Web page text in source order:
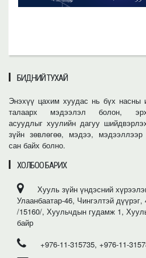
БИДНИЙ ТУХАЙ
Энэхүү цахим хуудас нь бүх насны
талаарх мэдээлэл болон,
асуудлыг хуулийн дагуу
зүйн зөвлөгөө, мэдээ,
сан байх болно.
ХОЛБОО БАРИХ
Хууль зүйн үндэсний
Улаанбаатар-46, Чингэлтэй
/15160/, Хуульчдын гудамж 1,
байр
+976-11-315735, +976-11-